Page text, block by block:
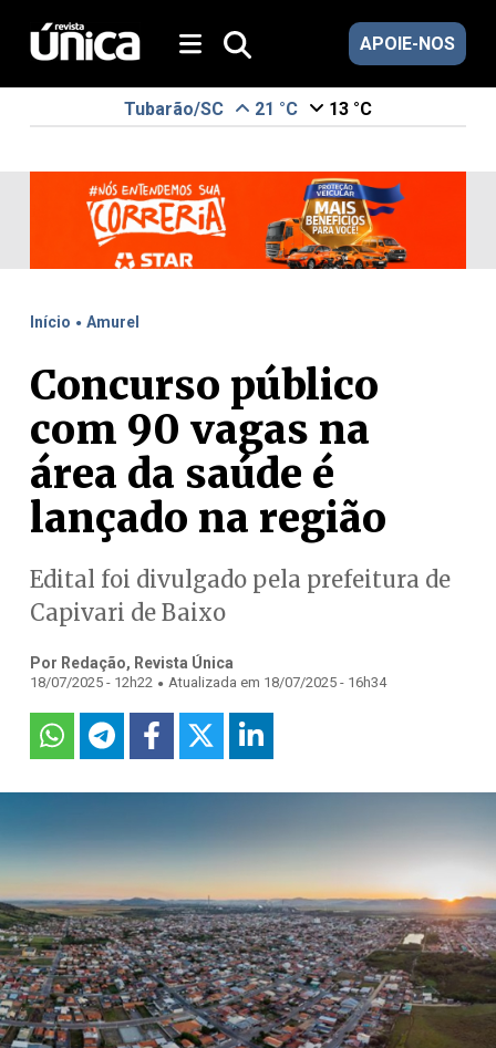
APOIE-NOS
Tubarão/SC 21 °C 13 °C
Início . Amurel
Concurso público
com 90 vagas na
área da saúde é
lançado na região
Edital foi divulgado pela prefeitura de
Capivari de Baixo
Por Redação, Revista Única
18/07/2025 - 12h22 . Atualizada em 18/07/2025 - 16h34